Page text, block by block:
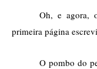
Oh, e agora,
primeira página
O pombo do